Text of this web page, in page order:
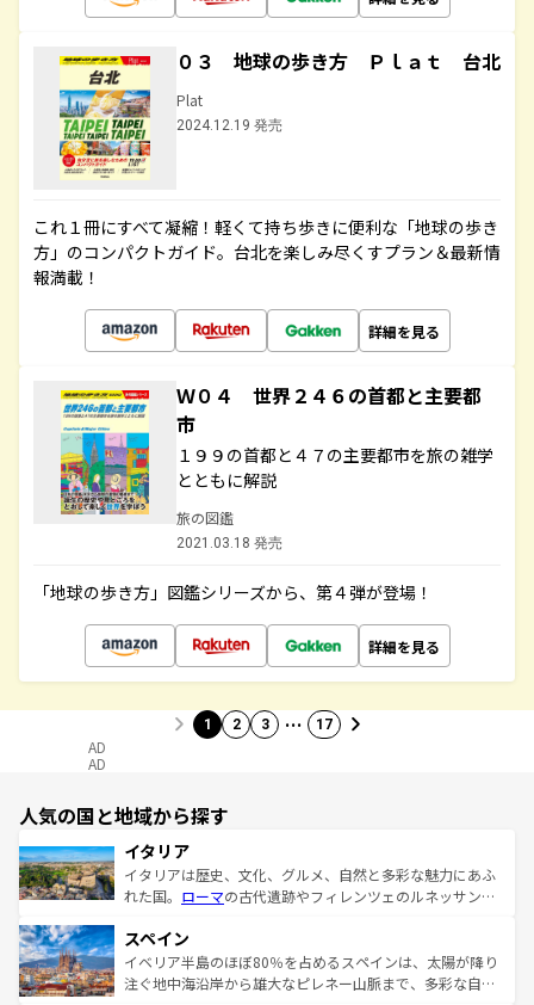
０３ 地球の歩き方 Ｐｌａｔ 台北
Plat
2024.12.19 発売
これ１冊にすべて凝縮！軽くて持ち歩きに便利な「地球の歩き
方」のコンパクトガイド。台北を楽しみ尽くすプラン＆最新情
報満載！
詳細を見る
Ｗ０４ 世界２４６の首都と主要都
市
１９９の首都と４７の主要都市を旅の雑学
とともに解説
旅の図鑑
2021.03.18 発売
「地球の歩き方」図鑑シリーズから、第４弾が登場！
詳細を見る
1 2 3 … 17
AD
AD
人気の国と地域から探す
イタリア
イタリアは歴史、文化、グルメ、自然と多彩な魅力にあふ
れた国。 ローマの古代遺跡やフィレンツェのルネッサンス
ろん、トスカーナの美しい田園風景やアマルフィ海岸の絶
景など、自然景観も見逃せない。観光の合間には、本場の
ピザやパスタなど、絶品のイタリア料理を堪能することも
スペイン
イベリア半島のほぼ80％を占めるスペインは、太陽が降り
注ぐ地中海沿岸から雄大なピレネー山脈まで、多彩な自然